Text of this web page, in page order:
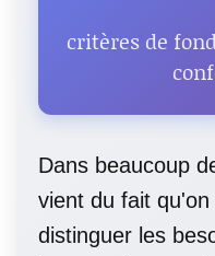
critères de
Dans beaucoup
vient du fait
distinguer les